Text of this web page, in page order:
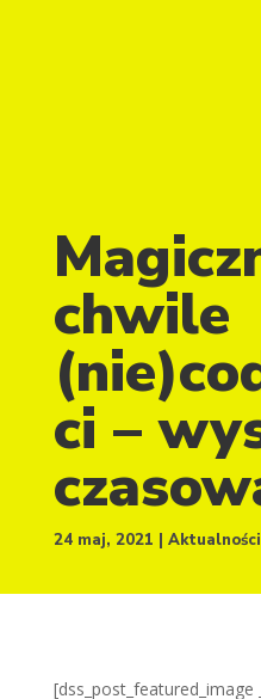
chwile
ci –
24 maj, 2021 Aktualności
[dss_post_featured_image